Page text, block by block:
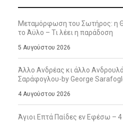
Μεταμόρφωση του Σωτήρος: η
το Άϋλο – Τι λέει η παράδοση
5 Αυγούστου 2026
Άλλο Ανδρέας κι άλλο
Σαράφογλου-by George
4 Αυγούστου 2026
Άγιοι Επτά Παίδες εν Εφέσω –